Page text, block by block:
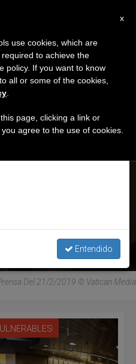
2019
con los estados y
Del 21/2/2019 © Vatican Media
×
haremos la pausa
el periodo de verano
y también el
Entendido
x
use cookies, which are
to achieve the
policy. If you want to know
all or some of the cookies,
page, clicking a link or
agree to the use of cookies.